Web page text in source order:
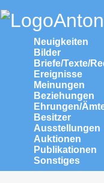
Neuigkeiten
Bilder
Briefe/Texte/
Ereignisse
Meinungen
Beziehungen
Ehrungen/
Besitzer
Ausstellungen
Auktionen
Publikationen
Sonstiges